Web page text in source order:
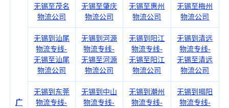
广
无锡至茂名
物流公司
无锡至肇庆
物流公司
无锡至惠州
物流公司
无锡至梅州
物流公司
无锡到汕尾
物流专线-
无锡至汕尾
物流公司
无锡到河源
物流专线-
无锡至河源
物流公司
无锡到阳江
物流专线-
无锡至阳江
物流公司
无锡到清远
物流专线-
无锡至清远
物流公司
无锡到东莞
物流专线-
无锡到中山
物流专线-
无锡到潮州
物流专线-
无锡到揭阳
物流专线-